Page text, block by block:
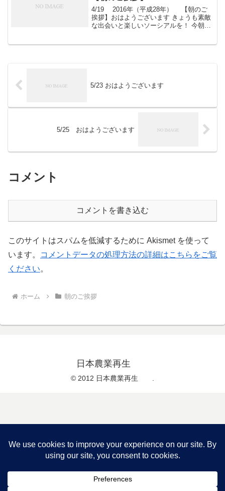
4/19 2016年（平成28年） 【朝のご
挨拶】おはようございます きょうも素敵
な出会いと楽しいソーシアルを！ 今朝は
5/23 おはようございます
5/25 おはようございます
コメント
コメントを書き込む
このサイトはスパムを低減するために Akismet を使って
います。
コメントデータの処理方法の詳細はこちらをご覧
ください。
ホーム 朝のご挨拶
日本農業再生
© 2012 日本農業再生 .